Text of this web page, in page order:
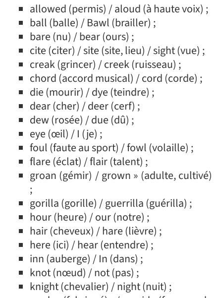
allowed (permis) / aloud (à haute voix) ;
ball (balle) / Bawl (brailler) ;
bare (nu) / bear (ours) ;
cite (citer) / site (site, lieu) / sight (vue) ;
creak (grincer) / creek (ruisseau) ;
chord (accord musical) / cord (corde) ;
die (mourir) / dye (teindre) ;
dear (cher) / deer (cerf) ;
dew (rosée) / due (dû) ;
eye (œil) / I (je) ;
foul (faute au sport) / fowl (volaille) ;
flare (éclat) / flair (talent) ;
groan (gémir) / grown » (adulte, cultivé)
;
gorilla (gorille) / guerrilla (guérilla) ;
hour (heure) / our (notre) ;
hair (cheveux) / hare (lièvre) ;
here (ici) / hear (entendre) ;
inn (auberge) / In (dans) ;
knot (nœud) / not (pas) ;
knight (chevalier) / night (nuit) ;